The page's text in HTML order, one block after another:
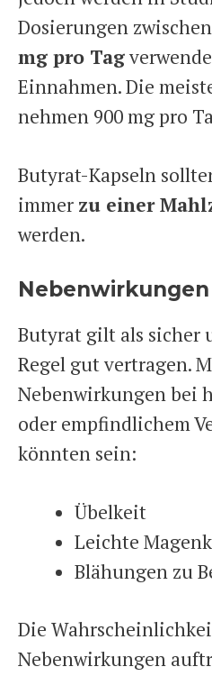
Dosierungen zwischen
mg pro Tag
Einnahmen. Die
nehmen 900 mg pro
Butyrat-Kapseln
immer zu einer
werden.
Butyrat gilt als sicher
Regel gut vertragen.
Nebenwirkungen bei
oder empfindlichem
könnten sein:
Übelkeit
Leichte
Blähungen zu
Die
Nebenwirkungen